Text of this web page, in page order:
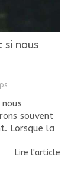
si nous
souvent
Lorsque la
Lire l'article